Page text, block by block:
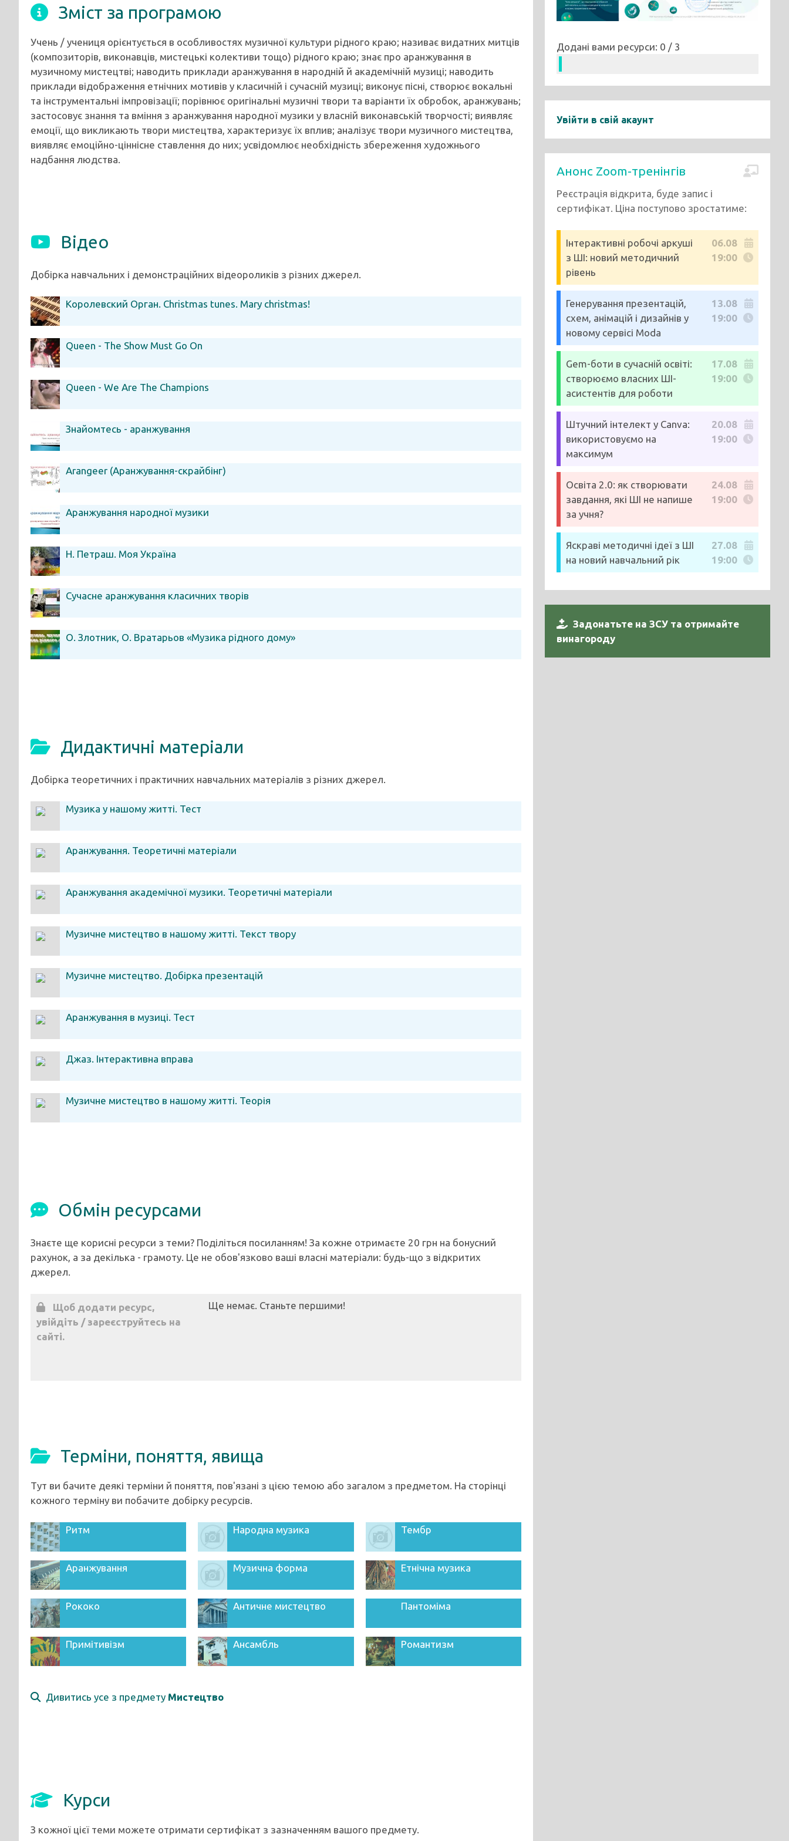
Зміст за програмою
Учень / учениця орієнтується в особливостях музичної культури рідного краю; називає видатних митців
(композиторів, виконавців, мистецькі колективи тощо) рідного краю; знає про аранжування в
музичному мистецтві; наводить приклади аранжування в народній й академічній музиці; наводить
приклади відображення етнічних мотивів у класичній і сучасній музиці; виконує пісні, створює вокальні
та інструментальні імпровізації; порівнює оригінальні музичні твори та варіанти їх обробок, аранжувань;
застосовує знання та вміння з аранжування народної музики у власній виконавській творчості; виявляє
емоції, що викликають твори мистецтва, характеризує їх вплив; аналізує твори музичного мистецтва,
виявляє емоційно-ціннісне ставлення до них; усвідомлює необхідність збереження художнього
надбання людства.
Відео
Добірка навчальних і демонстраційних відеороликів з різних джерел.
Королевский Орган. Christmas tunes. Mary christmas!
Queen - The Show Must Go On
Queen - We Are The Champions
Знайомтесь - аранжування
Arangeer (Аранжування-скрайбінг)
Аранжування народної музики
Н. Петраш. Моя Україна
Сучасне аранжування класичних творів
О. Злотник, О. Вратарьов «Музика рідного дому»
Дидактичні матеріали
Добірка теоретичних і практичних навчальних матеріалів з різних джерел.
Музика у нашому житті. Тест
Аранжування. Теоретичні матеріали
Аранжування академічної музики. Теоретичні матеріали
Музичне мистецтво в нашому житті. Текст твору
Музичне мистецтво. Добірка презентацій
Аранжування в музиці. Тест
Джаз. Інтерактивна вправа
Музичне мистецтво в нашому житті. Теорія
Обмін ресурсами
Знаєте ще корисні ресурси з теми? Поділіться посиланням! За кожне отримаєте 20 грн на бонусний
рахунок, а за декілька - грамоту. Це не обов'язково ваші власні матеріали: будь-що з відкритих
джерел.
Щоб додати ресурс,
увійдіть / зареєструйтесь на
сайті.
Ще немає. Станьте першими!
Терміни, поняття, явища
Тут ви бачите деякі терміни й поняття, пов'язані з цією темою або загалом з предметом. На сторінці
кожного терміну ви побачите добірку ресурсів.
Ритм Народна музика Тембр
Аранжування Музична форма Етнічна музика
Рококо Античне мистецтво Пантоміма
Примітивізм Ансамбль Романтизм
Дивитись усе з предмету Мистецтво
Курси
З кожної цієї теми можете отримати сертифікат з зазначенням вашого предмету.
Додані вами ресурси: 0 / 3
Увійти в свій акаунт
Анонс Zoom-тренінгів
Реєстрація відкрита, буде запис і
сертифікат. Ціна поступово зростатиме:
Інтерактивні робочі аркуші
з ШІ: новий методичний
рівень
06.08
19:00
Генерування презентацій,
схем, анімацій і дизайнів у
новому сервісі Moda
13.08
19:00
Gem-боти в сучасній освіті:
створюємо власних ШІ-
асистентів для роботи
17.08
19:00
Штучний інтелект у Canva:
використовуємо на
максимум
20.08
19:00
Освіта 2.0: як створювати
завдання, які ШІ не напише
за учня?
24.08
19:00
Яскраві методичні ідеї з ШІ
на новий навчальний рік
27.08
19:00
Задонатьте на ЗСУ та отримайте
винагороду